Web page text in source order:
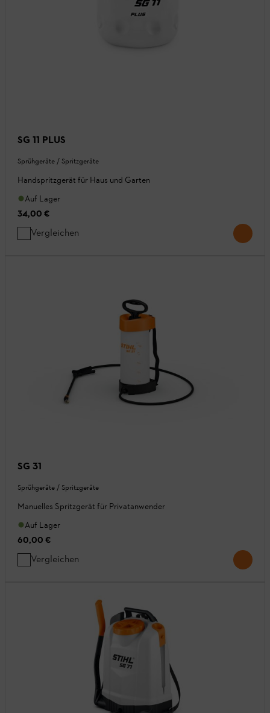
SG 11 PLUS
Sprühgeräte / Spritzgeräte
Handspritzgerät für Haus und Garten
Auf Lager
34,00 €
Vergleichen
SG 31
Sprühgeräte / Spritzgeräte
Manuelles Spritzgerät für Privatanwender
Auf Lager
60,00 €
Vergleichen